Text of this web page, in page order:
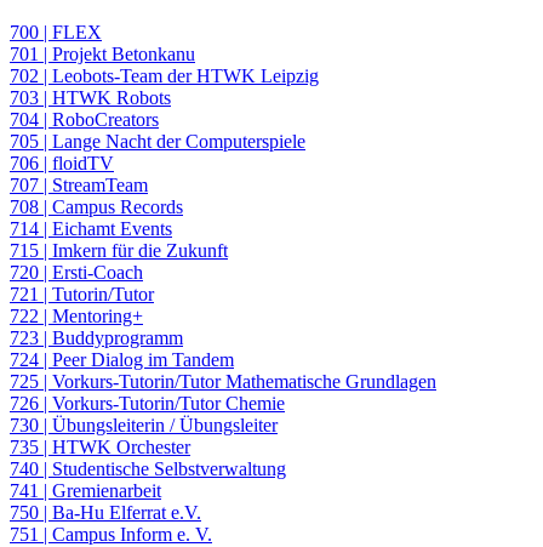
700 | FLEX
701 | Projekt Betonkanu
702 | Leobots-Team der HTWK Leipzig
703 | HTWK Robots
704 | RoboCreators
705 | Lange Nacht der Computerspiele
706 | floidTV
707 | StreamTeam
708 | Campus Records
714 | Eichamt Events
715 | Imkern für die Zukunft
720 | Ersti-Coach
721 | Tutorin/Tutor
722 | Mentoring+
723 | Buddyprogramm
724 | Peer Dialog im Tandem
725 | Vorkurs-Tutorin/Tutor Mathematische Grundlagen
726 | Vorkurs-Tutorin/Tutor Chemie
730 | Übungsleiterin / Übungsleiter
735 | HTWK Orchester
740 | Studentische Selbstverwaltung
741 | Gremienarbeit
750 | Ba-Hu Elferrat e.V.
751 | Campus Inform e. V.